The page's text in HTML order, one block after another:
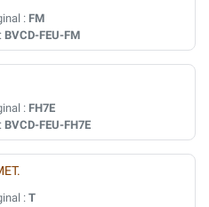
: FM
BVCD-FEU-FM
: FH7E
BVCD-FEU-FH7E
: T